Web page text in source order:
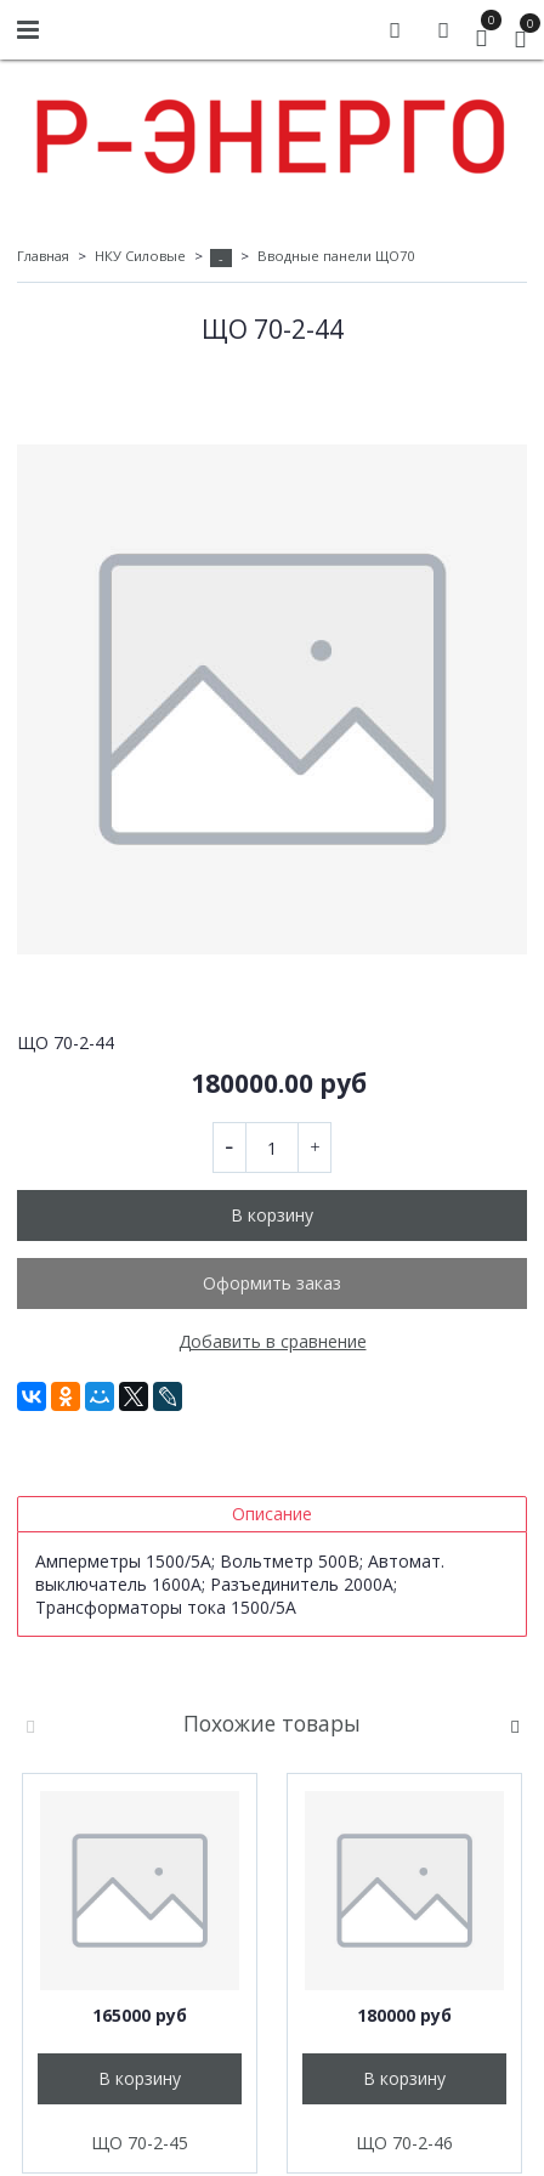
0 0
Главная НКУ Силовые - Вводные панели ЩО70
ЩО 70-2-44
ЩО 70-2-44
180000.00 руб
В корзину
Оформить заказ
Добавить в сравнение
Описание
Амперметры 1500/5А; Вольтметр 500В; Автомат.
выключатель 1600А; Разъединитель 2000А;
Трансформаторы тока 1500/5А
Похожие товары
165000 руб
В корзину
ЩО 70-2-45
180000 руб
В корзину
ЩО 70-2-46